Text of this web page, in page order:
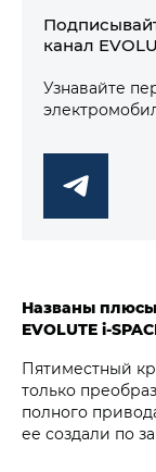
канал
Узнавайте
Названы
EVOLUTE
Пятиместный
только
полного
ее создали по